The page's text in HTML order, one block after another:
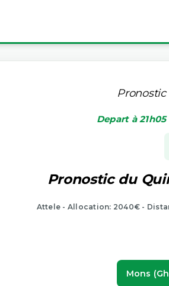
Depart à
Pronostic du
Attele - Allocation: 2040€ -
Mons